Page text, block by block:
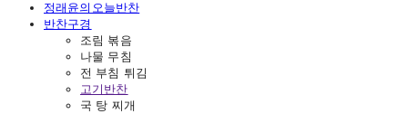
정래윤의오늘반찬
반찬구경
조림 볶음
나물 무침
전 부침 튀김
고기반찬
국 탕 찌개